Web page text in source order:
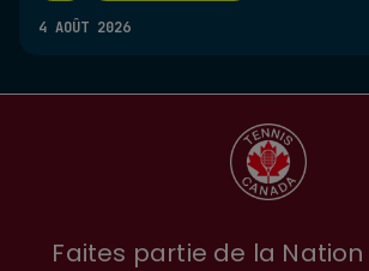
4 AOÛT 2026
Faites partie de la